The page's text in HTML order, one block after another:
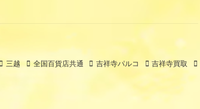
三越 全国百貨店共通 吉祥寺パルコ 吉祥寺買取